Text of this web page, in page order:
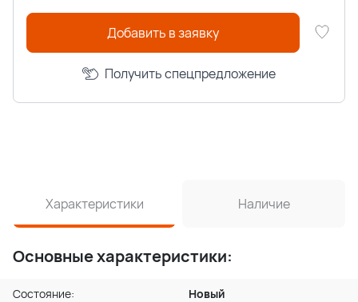
Добавить в заявку
Получить спецпредложение
Характеристики Наличие
Основные характеристики:
Состояние: Новый